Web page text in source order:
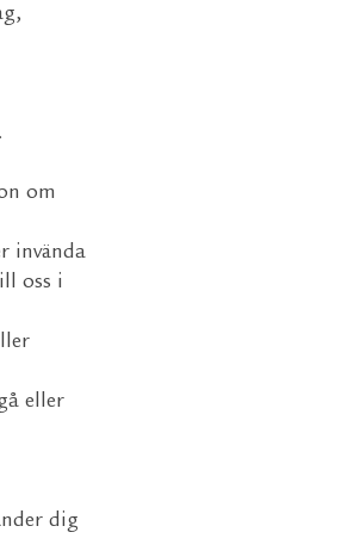
om
invända
oss i
eller
dig